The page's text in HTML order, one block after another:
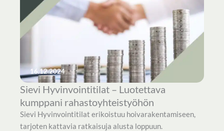
Sievi Hyvinvointitilat – Luotettava
kumppani rahastoyhteistyöhön
Sievi Hyvinvointitilat erikoistuu hoivarakentamiseen,
tarjoten kattavia ratkaisuja alusta loppuun.
16.12.2024